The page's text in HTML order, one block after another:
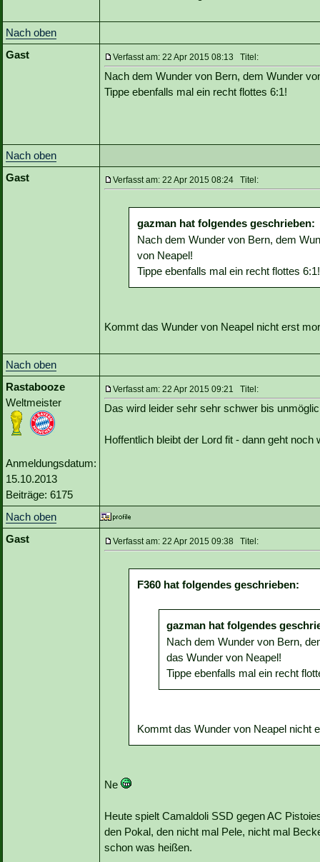
Nach oben
Gast
Verfasst am: 22 Apr 2015 08:13 Titel:
Nach dem Wunder von Bern, dem Wunder
Tippe ebenfalls mal ein recht flottes 6:1!
Nach oben
Gast
Verfasst am: 22 Apr 2015 08:24 Titel:
gazman hat folgendes geschrieben:
Nach dem Wunder von Bern, dem
von Neapel!
Tippe ebenfalls mal ein recht flottes 6:1!
Kommt das Wunder von Neapel nicht erst
Nach oben
Rastabooze
Weltmeister
Anmeldungsdatum:
15.10.2013
Beiträge: 6175
Verfasst am: 22 Apr 2015 09:21 Titel:
Das wird leider sehr sehr schwer bis
Hoffentlich bleibt der Lord fit - dann geht noch
Nach oben
Gast
Verfasst am: 22 Apr 2015 09:38 Titel:
F360 hat folgendes geschrieben:
gazman hat folgendes
Nach dem Wunder von Bern,
das Wunder von Neapel!
Tippe ebenfalls mal ein recht
Kommt das Wunder von Neapel nicht
Ne
Heute spielt Camaldoli SSD gegen AC
den Pokal, den nicht mal Pele, nicht mal
schon was heißen.